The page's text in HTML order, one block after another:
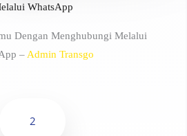
WhatsApp
Dengan Menghubungi Melalui
– Admin Transgo
2